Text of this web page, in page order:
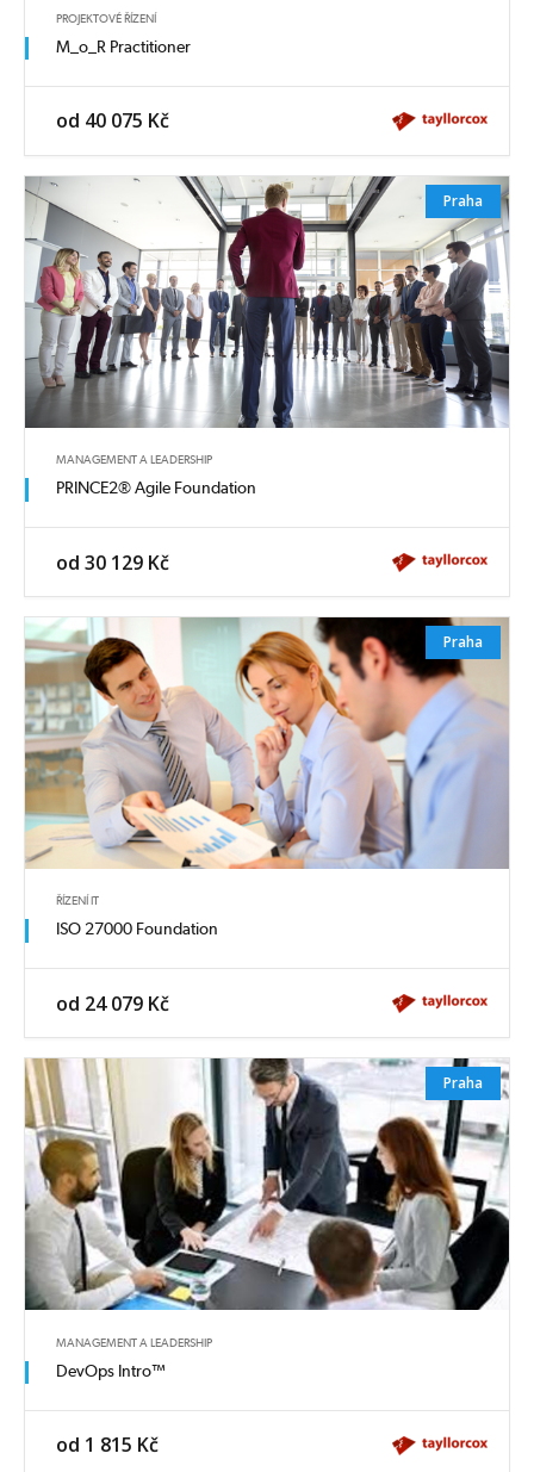
PROJEKTOVÉ ŘÍZENÍ
M_o_R Practitioner
od 40 075 Kč
Praha
MANAGEMENT A LEADERSHIP
PRINCE2® Agile Foundation
od 30 129 Kč
Praha
ŘÍZENÍ IT
ISO 27000 Foundation
od 24 079 Kč
Praha
MANAGEMENT A LEADERSHIP
DevOps Intro™
od 1 815 Kč